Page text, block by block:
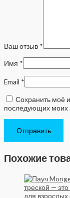
Ваш отзыв *
Имя *
Email *
Сохранить моё
последующих моих
Похожие